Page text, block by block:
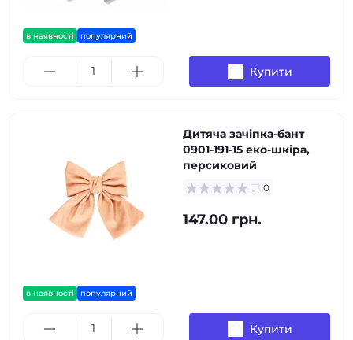
в наявності популярний
Купити
в наявності популярний
Дитяча зачіпка-бант
0901-191-15 еко-шкіра,
персиковий
0
147.00 грн.
Купити